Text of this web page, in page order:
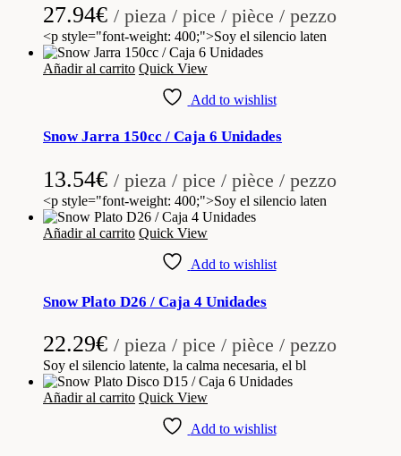
27.94€ / pieza / pice / pièce / pezzo
<p style="font-weight: 400;">Soy el silencio laten
Añadir al carrito Quick View
Add to wishlist
Snow Jarra 150cc / Caja 6 Unidades
13.54€ / pieza / pice / pièce / pezzo
<p style="font-weight: 400;">Soy el silencio laten
Añadir al carrito Quick View
Add to wishlist
Snow Plato D26 / Caja 4 Unidades
22.29€ / pieza / pice / pièce / pezzo
Soy el silencio latente, la calma necesaria, el bl
Añadir al carrito Quick View
Add to wishlist